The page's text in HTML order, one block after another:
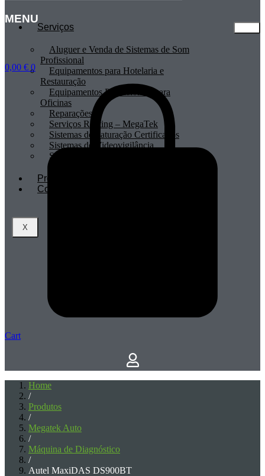
MENU
Serviços
Aluguer e Venda de Sistemas de Som
Profissional
Equipamentos para Hotelaria e
Restauração
Equipamentos Profissionais para
Oficinas
Reparações
Serviços Renting – MegaTek
Sistemas de Faturação Certificados
Sistemas de Videovigilância
Sistemas POS
Profissionais
Contactos
X
0,00 € 0
Cart
Home
/
Produtos
/
Megatek Auto
/
Máquina de Diagnóstico
/
Autel MaxiDAS DS900BT